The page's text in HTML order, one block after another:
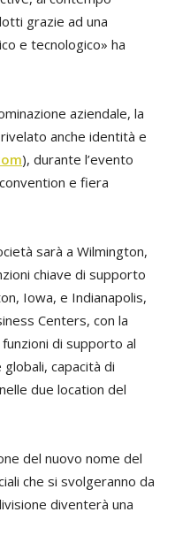
grazie ad una
e tecnologico» ha
aziendale, la
anche identità e
), durante l’evento
e fiera
sarà a Wilmington,
chiave di supporto
Iowa, e Indianapolis,
Centers, con la
di supporto al
capacità di
due location del
del nuovo nome del
che si svolgeranno da
diventerà una